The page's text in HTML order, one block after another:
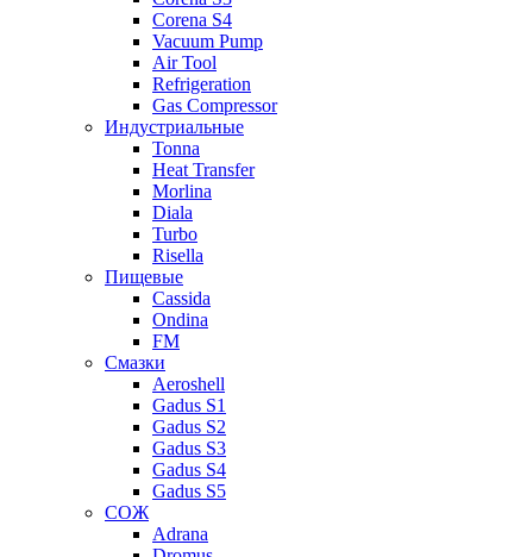
Corena S4
Vacuum Pump
Air Tool
Refrigeration
Gas Compressor
Индустриальные
Tonna
Heat Transfer
Morlina
Diala
Turbo
Risella
Пищевые
Cassida
Ondina
FM
Смазки
Aeroshell
Gadus S1
Gadus S2
Gadus S3
Gadus S4
Gadus S5
СОЖ
Adrana